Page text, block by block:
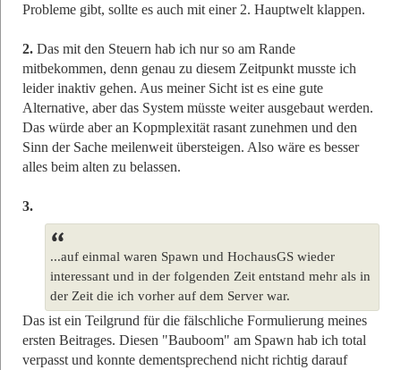
Probleme gibt, sollte es auch mit einer 2. Hauptwelt klappen.
2. Das mit den Steuern hab ich nur so am Rande
mitbekommen, denn genau zu diesem Zeitpunkt musste ich
leider inaktiv gehen. Aus meiner Sicht ist es eine gute
Alternative, aber das System müsste weiter ausgebaut werden.
Das würde aber an Kopmplexität rasant zunehmen und den
Sinn der Sache meilenweit übersteigen. Also wäre es besser
alles beim alten zu belassen.
3.
...auf einmal waren Spawn und HochausGS wieder
interessant und in der folgenden Zeit entstand mehr als in
der Zeit die ich vorher auf dem Server war.
Das ist ein Teilgrund für die fälschliche Formulierung meines
ersten Beitrages. Diesen "Bauboom" am Spawn hab ich total
verpasst und konnte dementsprechend nicht richtig darauf